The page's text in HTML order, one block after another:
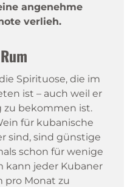
angenehme
verlieh.
Rum
Spirituose, die im
ist – auch weil er
zu bekommen ist.
für kubanische
sind, sind günstige
schon für wenige
kann jeder Kubaner
pro Monat zu